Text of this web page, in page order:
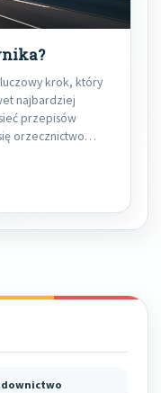
krok, który
najbardziej
przepisów
orzecznictwo